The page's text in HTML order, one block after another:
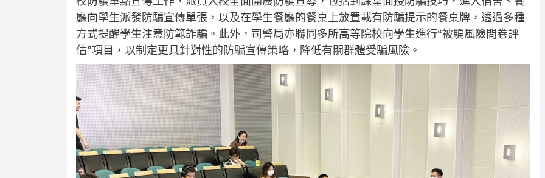
廳向學生派發防騙宣傳單張，以及在學生餐廳的餐桌上放置載有防騙提示的餐桌牌，透過多種
方式提醒學生注意防範詐騙。此外，司警局亦聯同多所高等院校向學生進行“被騙風險問卷評
估”項目，以制定更具針對性的防騙宣傳策略，降低有關群體受騙風險。